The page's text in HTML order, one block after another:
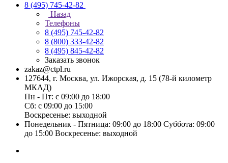
8 (495) 745-42-82
Назад
Телефоны
8 (495) 745-42-82
8 (800) 333-42-82
8 (495) 845-42-82
Заказать звонок
zakaz@ctpl.ru
127644, г. Москва, ул. Ижорская, д. 15 (78-й километр
МКАД)
Пн - Пт: с 09:00 до 18:00
Сб: с 09:00 до 15:00
Воскресенье: выходной
Понедельник - Пятница: 09:00 до 18:00 Суббота: 09:00
до 15:00 Воскресенье: выходной